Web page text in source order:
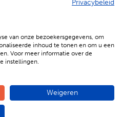
BBQenzo.nl
écht compleet!
Privacybeleid
van onze bezoekersgegevens, om
inhoud te tonen en om u een
Voor meer informatie over de
instellingen.
Weigeren